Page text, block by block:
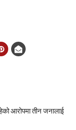
आरोपमा तीन जनालाई